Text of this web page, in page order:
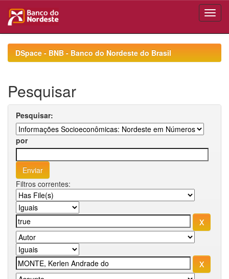
navigationDSpace - BNB - Banco do Nordeste do Brasil
Pesquisar
Pesquisar:
por
Filtros correntes: